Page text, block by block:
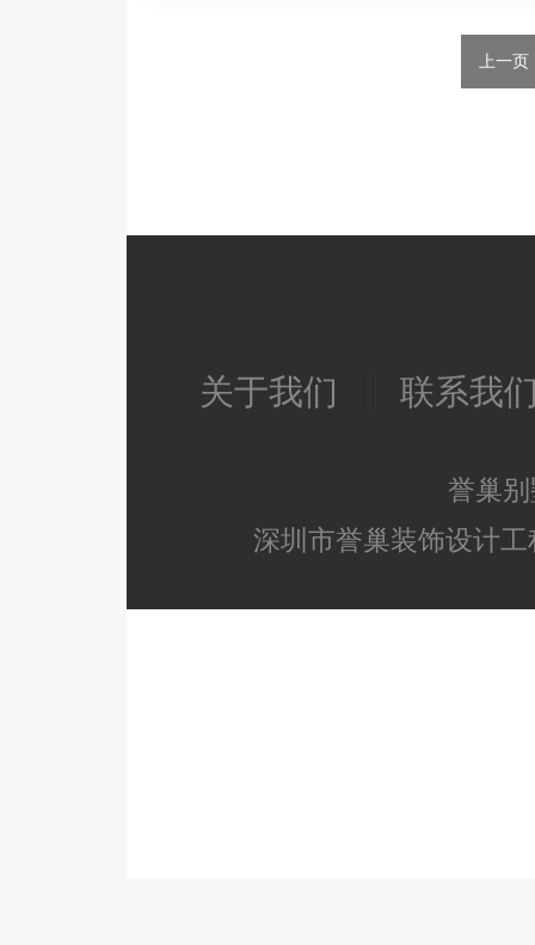
关于我们 联系我
誉巢
深圳市誉巢装饰设计